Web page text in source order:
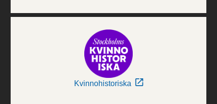
Kvinnohistoriska